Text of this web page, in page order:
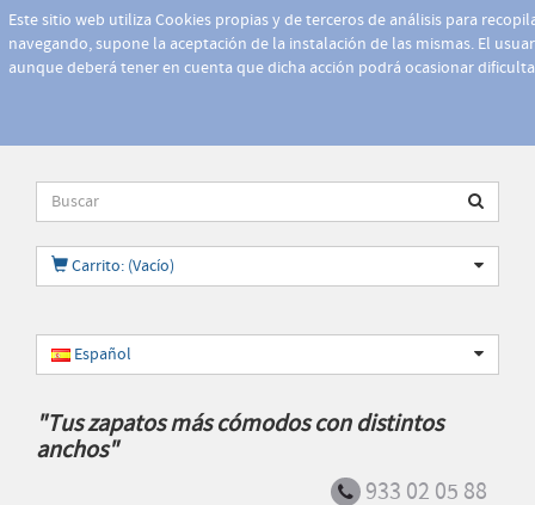
Este sitio web utiliza Cookies propias y de terceros de análisis para
navegando, supone la aceptación de la instalación de las mismas. El
aunque deberá tener en cuenta que dicha acción podrá ocasionar
Carrito: (Vacío)
Español
"Tus zapatos más cómodos con distintos
anchos"
933 02 05 88